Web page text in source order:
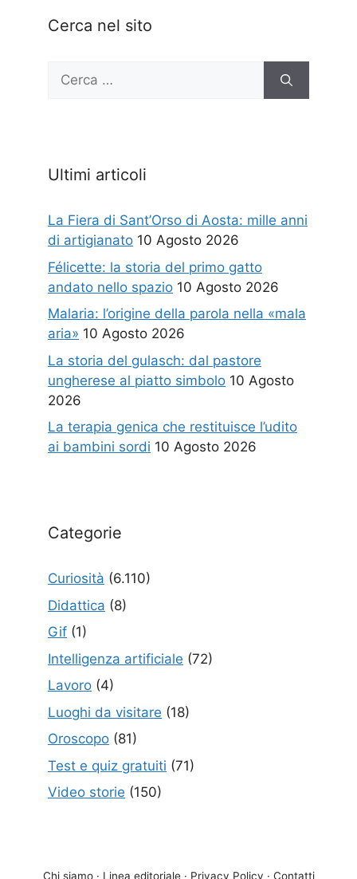
Cerca nel sito
Ricerca
Ultimi articoli
La Fiera di Sant’Orso di Aosta: mille anni
di artigianato 10 Agosto 2026
Félicette: la storia del primo gatto
andato nello spazio 10 Agosto 2026
Malaria: l’origine della parola nella «mala
aria» 10 Agosto 2026
La storia del gulasch: dal pastore
ungherese al piatto simbolo 10 Agosto
2026
La terapia genica che restituisce l’udito
ai bambini sordi 10 Agosto 2026
Categorie
Curiosità (6.110)
Didattica (8)
Gif (1)
Intelligenza artificiale (72)
Lavoro (4)
Luoghi da visitare (18)
Oroscopo (81)
Test e quiz gratuiti (71)
Video storie (150)
Chi siamo · Linea editoriale · Privacy Policy · Contatti